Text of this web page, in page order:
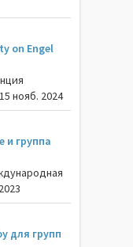
on Engel
нояб. 2024
и группа
для групп